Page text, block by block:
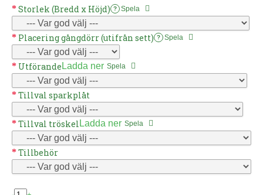
Storlek (Bredd x Höjd) ? Spela
Placering gångdörr (utifrån sett) ? Spela
Utförande Ladda ner Spela
Tillval sparkplåt
Tillval tröskel Ladda ner Spela
Tillbehör